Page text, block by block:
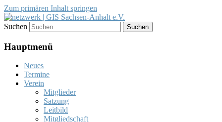
Zum primären Inhalt springen
netzwerk | GIS Sachsen-Anhalt
e.V.
Förderung des Einsatzes von
Geoinformationssystemen (GIS) und der
Entwicklung von Geodateninfrastrukturen
(GDI)
Suchen
Hauptmenü
Neues
Termine
Verein
Mitglieder
Satzung
Leitbild
Mitgliedschaft